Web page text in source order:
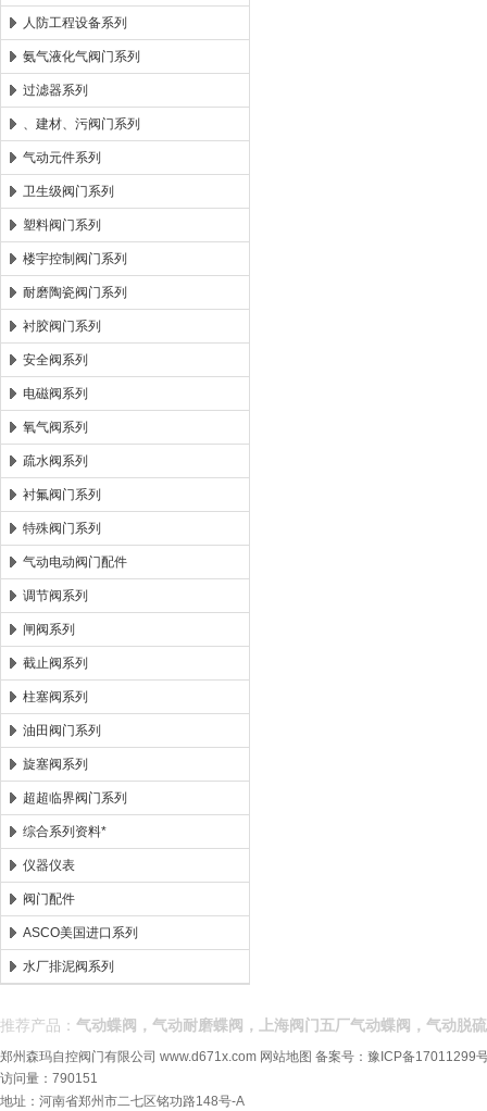
人防工程设备系列
氨气液化气阀门系列
过滤器系列
、建材、污阀门系列
气动元件系列
卫生级阀门系列
塑料阀门系列
楼宇控制阀门系列
耐磨陶瓷阀门系列
衬胶阀门系列
安全阀系列
电磁阀系列
氧气阀系列
疏水阀系列
衬氟阀门系列
特殊阀门系列
气动电动阀门配件
调节阀系列
闸阀系列
截止阀系列
柱塞阀系列
油田阀门系列
旋塞阀系列
超超临界阀门系列
综合系列资料*
仪器仪表
阀门配件
ASCO美国进口系列
水厂排泥阀系列
推荐产品： 气动蝶阀，气动耐磨蝶阀，上海阀门五厂气动蝶阀，气动脱
郑州森玛自控阀门有限公司 www.d671x.com 网站地图 备案号： 豫ICP备17011299
访问量：790151
地址：河南省郑州市二七区铭功路148号-A